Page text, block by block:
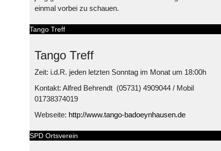
einmal vorbei zu schauen.
Tango Treff
Tango Treff
Zeit: i.d.R. jeden letzten Sonntag im Monat um 18:00h
Kontakt: Alfred Behrendt (05731) 4909044 / Mobil
01738374019
Webseite: http://www.tango-badoeynhausen.de
SPD Ortsverein